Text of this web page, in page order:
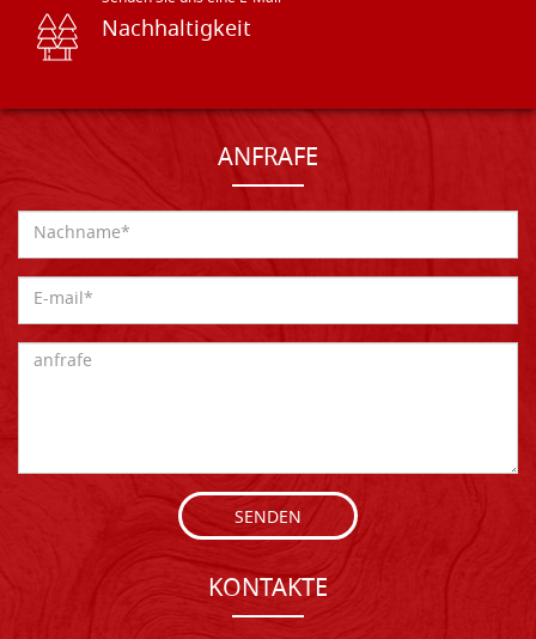
Nachhaltigkeit
ANFRAFE
SENDEN
KONTAKTE